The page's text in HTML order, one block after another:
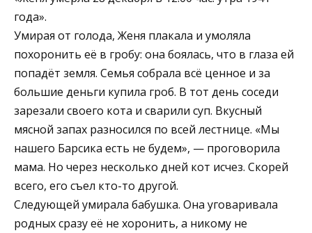
года».
Умирая от голода, Женя плакала и умоляла
похоронить её в гробу: она боялась, что в глаза ей
попадёт земля. Семья собрала всё ценное и за
большие деньги купила гроб. В тот день соседи
зарезали своего кота и сварили суп. Вкусный
мясной запах разносился по всей лестнице. «Мы
нашего Барсика есть не будем», — проговорила
мама. Но через несколько дней кот исчез. Скорей
всего, его съел кто-то другой.
Следующей умирала бабушка. Она уговаривала
родных сразу её не хоронить, а никому не